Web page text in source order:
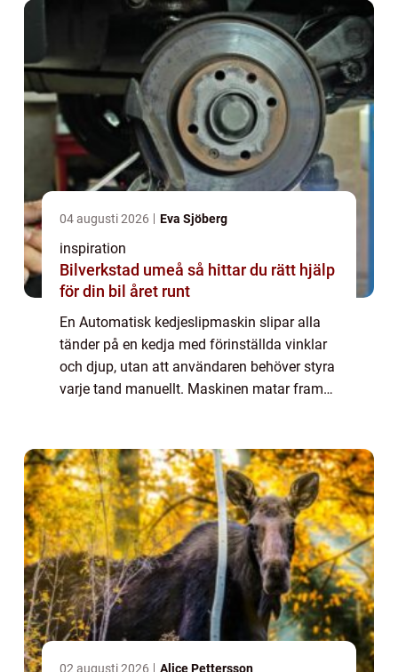
04 augusti 2026 Eva Sjöberg
inspiration
Bilverkstad umeå så hittar du rätt hjälp
för din bil året runt
En Automatisk kedjeslipmaskin slipar alla
tänder på en kedja med förinställda vinklar
och djup, utan att användaren behöver styra
varje tand manuellt. Maskinen matar fram
02 augusti 2026 Alice Pettersson